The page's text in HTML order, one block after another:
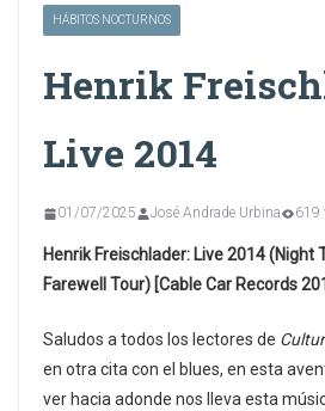
HÁBITOS NOCTURNOS
Henrik
Live 2014
01/07/2025 José Andrade Urbina 619
Henrik Freischlader: Live 2014 (Night
Farewell Tour) [Cable Car Records
Saludos a todos los lectores de
en otra cita con el blues, en esta
ver hacia adonde nos lleva esta